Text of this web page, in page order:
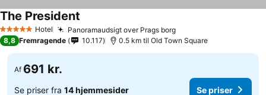
5 Stjerner Hotel Panoramaudsigt over Prags borgSe priser
The President
8,8 Fremragende 10.117 0.5 km til Old Town Square
Af 691 kr.
Se priser fra 14 hjemmesider Se priser